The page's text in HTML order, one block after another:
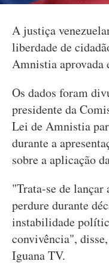
A justiça
liberdade de
Amnistia aprovada
Os dados foram
presidente da
Lei de Amnistia
durante a
sobre a aplicação
"Trata-se de lançar
perdure durante
instabilidade
convivência",
Iguana TV.